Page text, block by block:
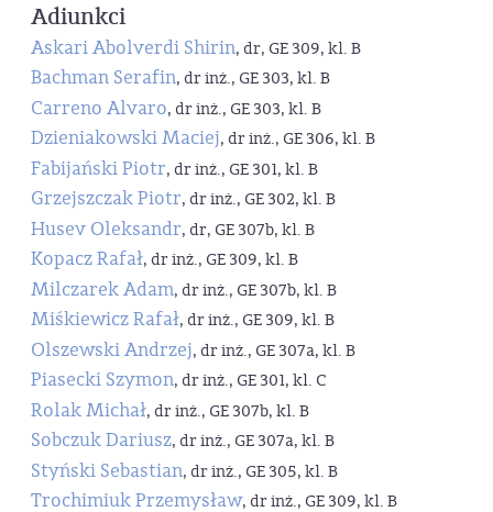
Adiunkci
Askari Abolverdi Shirin, dr, GE 309, kl. B
Bachman Serafin, dr inż., GE 303, kl. B
Carreno Alvaro, dr inż., GE 303, kl. B
Dzieniakowski Maciej, dr inż., GE 306, kl. B
Fabijański Piotr, dr inż., GE 301, kl. B
Grzejszczak Piotr, dr inż., GE 302, kl. B
Husev Oleksandr, dr, GE 307b, kl. B
Kopacz Rafał, dr inż., GE 309, kl. B
Milczarek Adam, dr inż., GE 307b, kl. B
Miśkiewicz Rafał, dr inż., GE 309, kl. B
Olszewski Andrzej, dr inż., GE 307a, kl. B
Piasecki Szymon, dr inż., GE 301, kl. C
Rolak Michał, dr inż., GE 307b, kl. B
Sobczuk Dariusz, dr inż., GE 307a, kl. B
Styński Sebastian, dr inż., GE 305, kl. B
Trochimiuk Przemysław, dr inż., GE 309, kl. B